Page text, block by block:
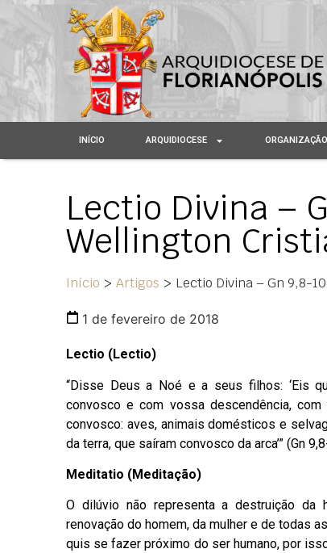
INÍCIO ARQUIDIOCESE ORGANIZAÇÃO
Lectio Divina –
Wellington
Início > Artigos > Lectio Divina – Gn 9,8-
1 de fevereiro de 2018
Lectio (Lectio)
“Disse Deus a Noé e a seus filhos: ‘Eis
convosco e com vossa descendência,
convosco: aves, animais domésticos e
da terra, que saíram convosco da arca’” (Gn
Meditatio (Meditação)
O dilúvio não representa a destruição da
renovação do homem, da mulher e de todas
quis se fazer próximo do ser humano, por